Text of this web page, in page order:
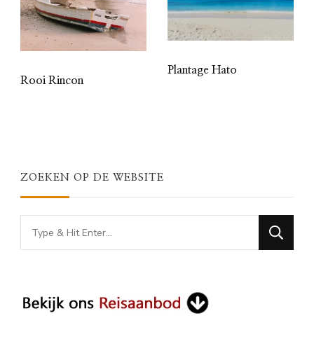
Rooi Rincon
Plantage Hato
ZOEKEN OP DE WEBSITE
Looking
for